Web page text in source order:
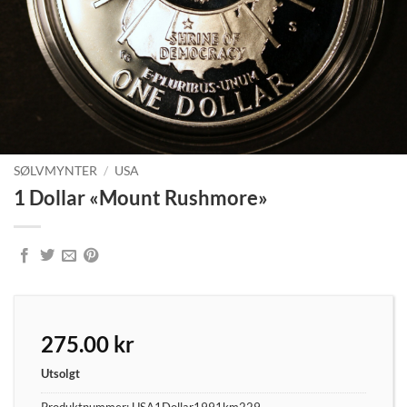
SØLVMYNTER / USA
1 Dollar «Mount Rushmore»
275.00 kr
Utsolgt